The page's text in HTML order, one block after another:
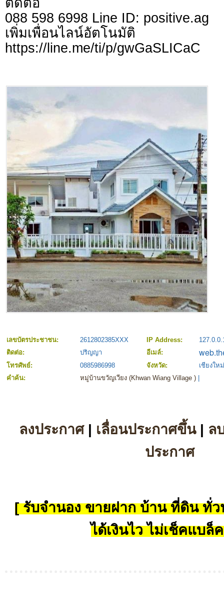
088 598 6998 Line ID: positive.ag
เพิ่มเพื่อนไลน์อัต
https://line.me/ti/p/gwGaSLICaC
เลขบัตรประชาชน: 2612802385XXX IP Address:
ติดต่อ:
ปริญญา
อีเมล์:
โทรศัพย์:
0885986998 จังหวัด:
เชียงใหม่
คำค้น:
หมู่บ้านขวัญเวียง (Khwan Wiang Village )
ลงประกาศ| เลื่อนประกาศขึ้น| ล
ประกาศ
[ รับจำนอง ขายฝาก บ้าน ที่ดิน ทั่ว
ได้เงินไว ไม่เช็คแบล็